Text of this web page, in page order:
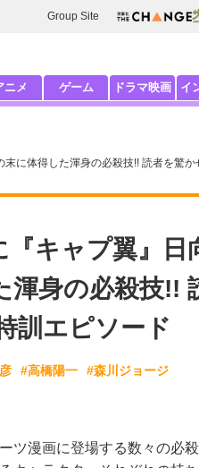
Group Site
ニメ ゲーム ドラマ映画 イ
に体得した渾身の必殺技!! 読者を驚
『キャプ翼』日
身の必殺技!!
訓エピソード
#高橋陽一 #森川ジョージ
ツ漫画に登場する数々の必